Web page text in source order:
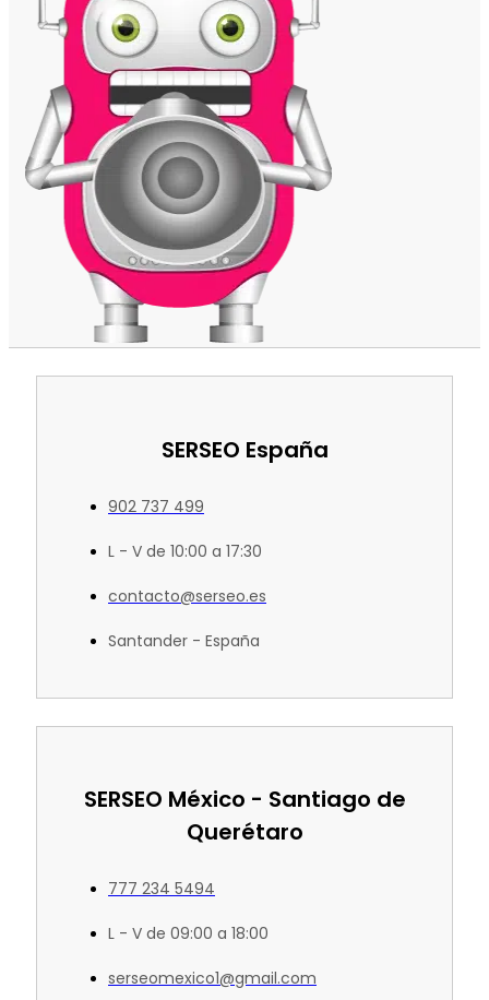
SERSEO España
902 737 499
L - V de 10:00 a 17:30
contacto@serseo.es
Santander - España
SERSEO México - Santiago de
Querétaro
777 234 5494
L - V de 09:00 a 18:00
serseomexico1@gmail.com